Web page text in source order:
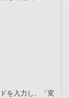
を入力し、「変